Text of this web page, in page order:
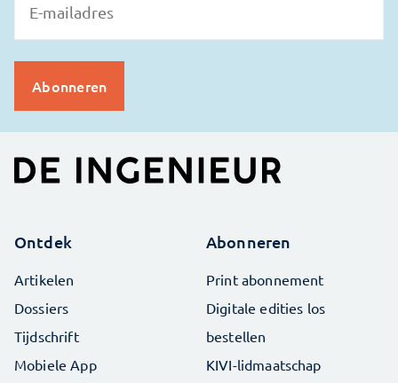
Ontdek
Artikelen
Dossiers
Tijdschrift
Mobiele App
Abonneren
Print abonnement
Digitale edities los
bestellen
KIVI-lidmaatschap